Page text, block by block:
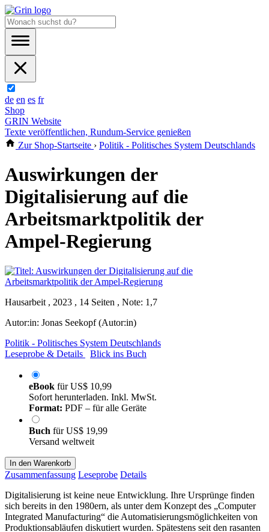
de en es fr
Shop
GRIN Website
Texte veröffentlichen, Rundum-Service genießen
Zur Shop-Startseite › Politik - Politisches System Deutschlands
Auswirkungen der
Digitalisierung auf die
Arbeitsmarktpolitik der
Ampel-Regierung
Hausarbeit , 2023 , 14 Seiten , Note: 1,7
Autor:in: Jonas Seekopf (Autor:in)
Politik - Politisches System Deutschlands
Leseprobe & Details
Blick ins Buch
eBook fürUS$ 10,99
Sofort herunterladen. Inkl. MwSt.
Format: PDF – für alle Geräte
Buch fürUS$ 19,99
Versand weltweit
In den Warenkorb
Zusammenfassung Leseprobe Details
Digitalisierung ist keine neue Entwicklung. Ihre Ursprünge finden
sich bereits in den 1980ern, als unter dem Konzept des „Computer
Integrated Manufacturing“ die Automatisierungsmöglichkeiten von
Produktionsabläufen diskutiert wurden. Spätestens seit den rasanten